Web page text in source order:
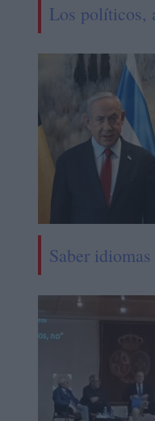
Los políticos,
Saber idiomas